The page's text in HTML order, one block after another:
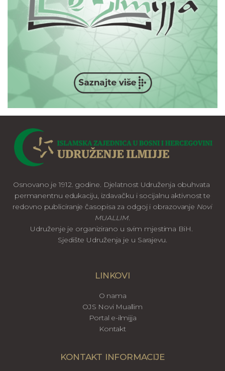
Osnovano je 1912. godine. Djelatnost Udruženja obuhvata
permanentnu edukaciju, izdavačku i socijalnu aktivnost te
redovno publiciranje časopisa za odgoj i obrazovanje Novi
MUALLIM.
Udruženje je organizirano u svim mjestima BiH.
Sjedište Udruženja je u Sarajevu.
LINKOVI
O nama
OJS Novi Muallim
Portal e-ilmijja
Kontakt
KONTAKT INFORMACIJE